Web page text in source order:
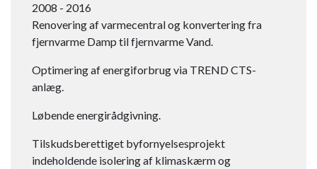
2008 - 2016
Renovering af varmecentral og konvertering fra
fjernvarme Damp til fjernvarme Vand.
Optimering af energiforbrug via TREND CTS-
anlæg.
Løbende energirådgivning.
Tilskudsberettiget byfornyelsesprojekt
indeholdende isolering af klimaskærm og